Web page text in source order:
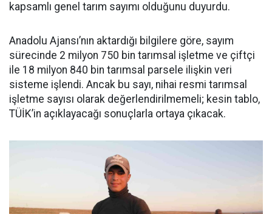
kapsamlı genel tarım sayımı olduğunu duyurdu.
Anadolu Ajansı’nın aktardığı bilgilere göre, sayım
sürecinde 2 milyon 750 bin tarımsal işletme ve çiftçi
ile 18 milyon 840 bin tarımsal parsele ilişkin veri
sisteme işlendi. Ancak bu sayı, nihai resmi tarımsal
işletme sayısı olarak değerlendirilmemeli; kesin tablo,
TÜİK’in açıklayacağı sonuçlarla ortaya çıkacak.